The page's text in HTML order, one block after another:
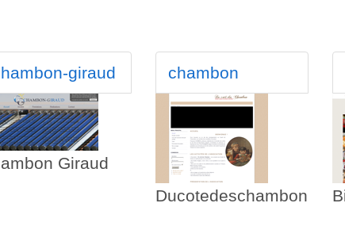
giraud
Giraud
chambon
Ducotedeschambon